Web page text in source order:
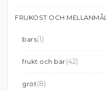
FRUKOST OCH MELLANMÅL
bars(1)
frukt och bär(42)
gröt(8)